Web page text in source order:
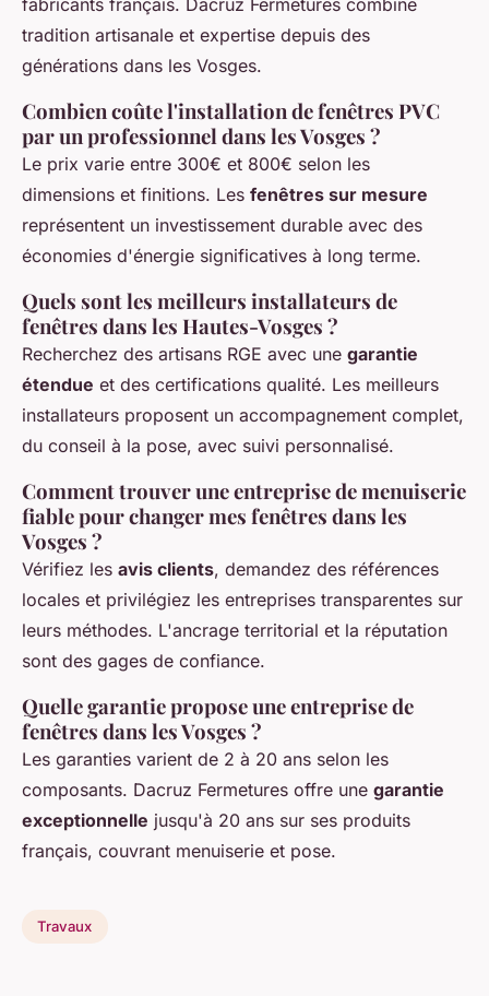
tradition artisanale et expertise depuis des
générations dans les Vosges.
Combien coûte l'installation de fenêtres PVC
par un professionnel dans les Vosges ?
Le prix varie entre 300€ et 800€ selon les
dimensions et finitions. Les fenêtres sur mesure
représentent un investissement durable avec des
économies d'énergie significatives à long terme.
Quels sont les meilleurs installateurs de
fenêtres dans les Hautes-Vosges ?
Recherchez des artisans RGE avec une garantie
étendue et des certifications qualité. Les meilleurs
installateurs proposent un accompagnement complet,
du conseil à la pose, avec suivi personnalisé.
Comment trouver une entreprise de menuiserie
fiable pour changer mes fenêtres dans les
Vosges ?
Vérifiez les avis clients, demandez des références
locales et privilégiez les entreprises transparentes sur
leurs méthodes. L'ancrage territorial et la réputation
sont des gages de confiance.
Quelle garantie propose une entreprise de
fenêtres dans les Vosges ?
Les garanties varient de 2 à 20 ans selon les
composants. Dacruz Fermetures offre une garantie
exceptionnelle jusqu'à 20 ans sur ses produits
français, couvrant menuiserie et pose.
Travaux